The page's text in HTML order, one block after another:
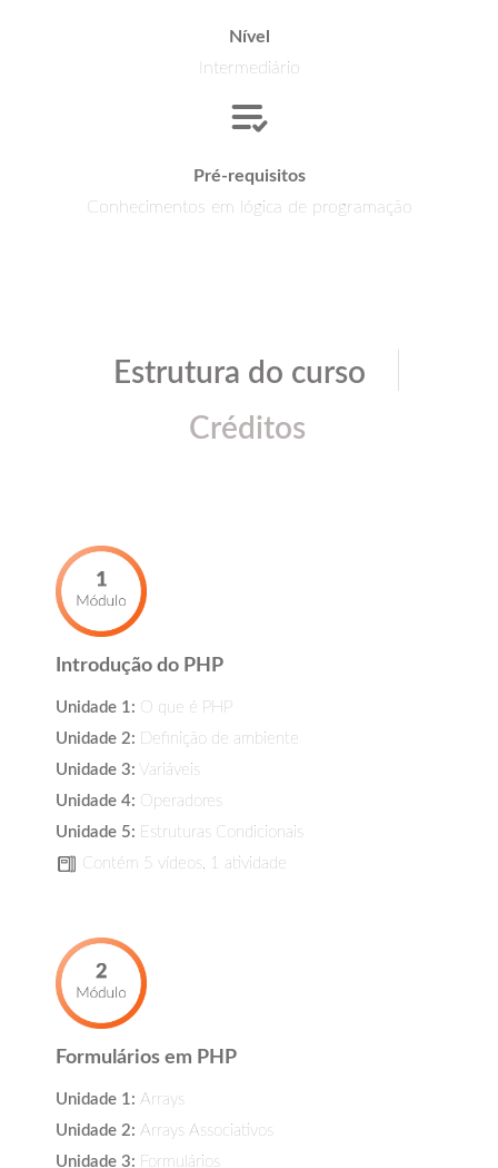
Nível
Intermediário
Pré-requisitos
Conhecimentos em lógica de programação
Estrutura do curso
Créditos
Introdução do PHP
Unidade 1: O que é PHP
Unidade 2: Definição de ambiente
Unidade 3: Variáveis
Unidade 4: Operadores
Unidade 5: Estruturas Condicionais
Contém 5 vídeos, 1 atividade
Formulários em PHP
Unidade 1: Arrays
Unidade 2: Arrays Associativos
Unidade 3: Formulários